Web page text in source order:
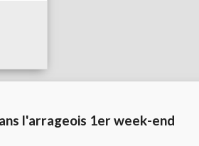
l'arrageois 1er week-end